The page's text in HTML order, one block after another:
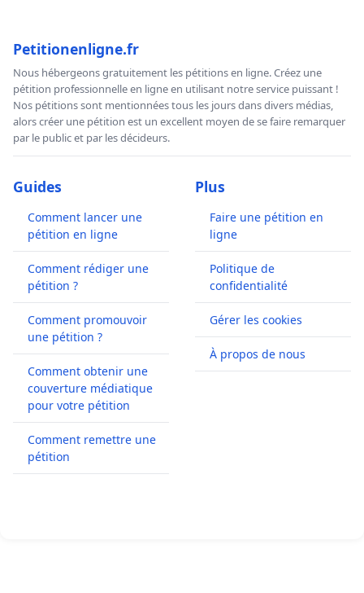
Petitionenligne.fr
Nous hébergeons gratuitement les pétitions en ligne. Créez une
pétition professionnelle en ligne en utilisant notre service puissant !
Nos pétitions sont mentionnées tous les jours dans divers médias,
alors créer une pétition est un excellent moyen de se faire remarquer
par le public et par les décideurs.
Guides
Comment lancer une
pétition en ligne
Comment rédiger une
pétition ?
Comment promouvoir
une pétition ?
Comment obtenir une
couverture médiatique
pour votre pétition
Comment remettre une
pétition
Plus
Faire une pétition en
ligne
Politique de
confidentialité
Gérer les cookies
À propos de nous